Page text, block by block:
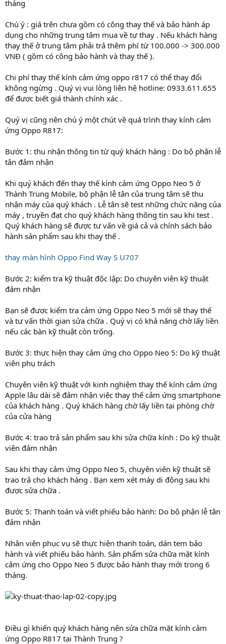
tháng
Chú ý : giá trên chưa gồm có công thay thế và bảo hành áp
dụng cho những trung tâm mua về tự thay . Nếu khách hàng
thay thế ở trung tâm phải trả thêm phí từ 100.000 -> 300.000
VNĐ ( gồm có công bảo hành và thay thế ).
Chi phí thay thế kính cảm ứng oppo r817 có thể thay đổi
không ngừng . Quý vị vui lòng liên hệ hotline: 0933.611.655
để được biết giá thành chính xác .
Quý vị cũng nên chú ý một chút về quá trình thay kính cảm
ứng Oppo R817:
Bước 1: thu nhận thông tin từ quý khách hàng : Do bộ phận lễ
tân đảm nhận
Khi quý khách đến thay thế kính cảm ứng Oppo Neo 5 ở
Thành Trung Mobile, bộ phận lễ tân của trung tâm sẽ thu
nhận máy của quý khách . Lễ tân sẽ test những chức năng của
máy , truyền đạt cho quý khách hàng thông tin sau khi test .
Quý khách hàng sẽ được tư vấn về giá cả và chính sách bảo
hành sản phẩm sau khi thay thế .
thay màn hình Oppo Find Way S U707
Bước 2: kiểm tra kỹ thuật độc lập: Do chuyên viên kỹ thuật
đảm nhận
Bạn sẽ được kiểm tra cảm ứng Oppo Neo 5 mới sẽ thay thế
và tư vấn thời gian sửa chữa . Quý vị có khả năng chờ lấy liền
nếu các bàn kỹ thuật còn trống.
Bước 3: thực hiện thay cảm ứng cho Oppo Neo 5: Do kỹ thuật
viên phụ trách
Chuyên viên kỹ thuật với kinh nghiệm thay thế kính cảm ứng
Apple lâu dài sẽ đảm nhận việc thay thế cảm ứng smartphone
của khách hàng . Quý khách hàng chờ lấy liền tại phòng chờ
của cửa hàng
Bước 4: trao trả sản phẩm sau khi sửa chữa kính : Do kỹ thuật
viên đảm nhận
Sau khi thay cảm ứng Oppo Neo 5, chuyên viên kỹ thuật sẽ
trao trả cho khách hàng . Bạn xem xét máy di động sau khi
được sửa chữa .
Bước 5: Thanh toán và viết phiếu bảo hành: Do bộ phận lễ tân
đảm nhận
Nhân viên phục vụ sẽ thực hiện thanh toán, dán tem bảo
hành và viết phiếu bảo hành. Sản phẩm sửa chữa mặt kính
cảm ứng cho Oppo Neo 5 được bảo hành thay mới trong 6
tháng.
Điều gì khiến quý khách hàng nên sửa chữa mặt kính cảm
ứng Oppo R817 tại Thành Trung ?